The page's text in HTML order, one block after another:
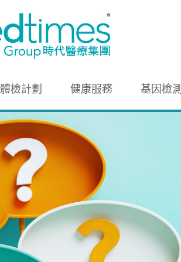
體檢計劃 健康服務 基因檢測